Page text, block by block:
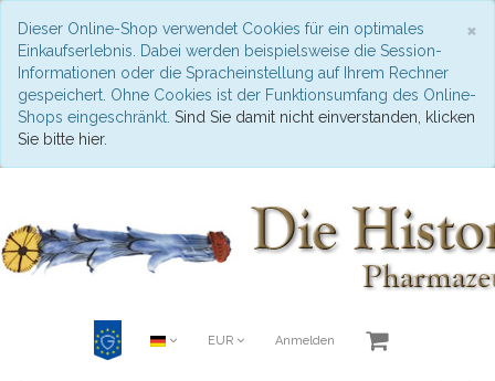
×
Dieser Online-Shop verwendet Cookies für ein optimales
Einkaufserlebnis. Dabei werden beispielsweise die Session-
Informationen oder die Spracheinstellung auf Ihrem Rechner
gespeichert. Ohne Cookies ist der Funktionsumfang des Online-
Shops eingeschränkt. Sind Sie damit nicht einverstanden, klicken
Sie bitte hier.
EUR Anmelden